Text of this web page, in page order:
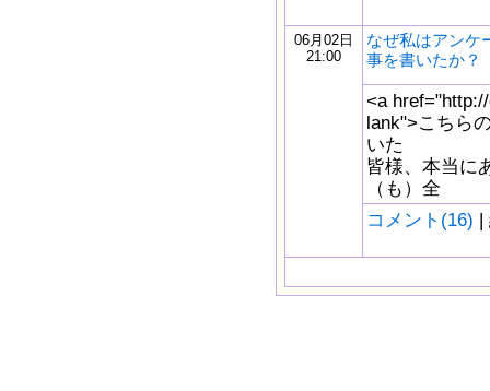
06月02日
21:00
なぜ私はアンケ
事を書いたか？
<a
lank">こちら
いた
皆様、本当に
（も）全
コメント(16) |